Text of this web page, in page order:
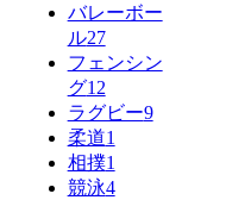
バレーボー
ル27
フェンシン
グ12
ラグビー9
柔道1
相撲1
競泳4